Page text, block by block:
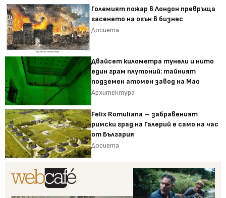
Големият пожар в Лондон превръща
гасенето на огън в бизнес
Досиета
Двайсет километра тунели и нито
един грам плутоний: тайният
подземен атомен завод на Мао
Архитектура
Felix Romuliana – забравеният
римски град на Галерий е само на час
от България
Досиета